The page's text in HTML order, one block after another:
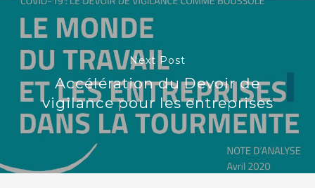
Next Post
Accélération du Devoir de
vigilance pour les entreprises